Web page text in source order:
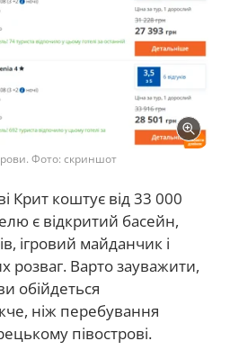
Фото: скриншот
Крит коштує від 33 000
є відкритий басейн,
ігровий майданчик і
розваг. Варто зауважити,
обійдеться
ніж перебування
півострові.